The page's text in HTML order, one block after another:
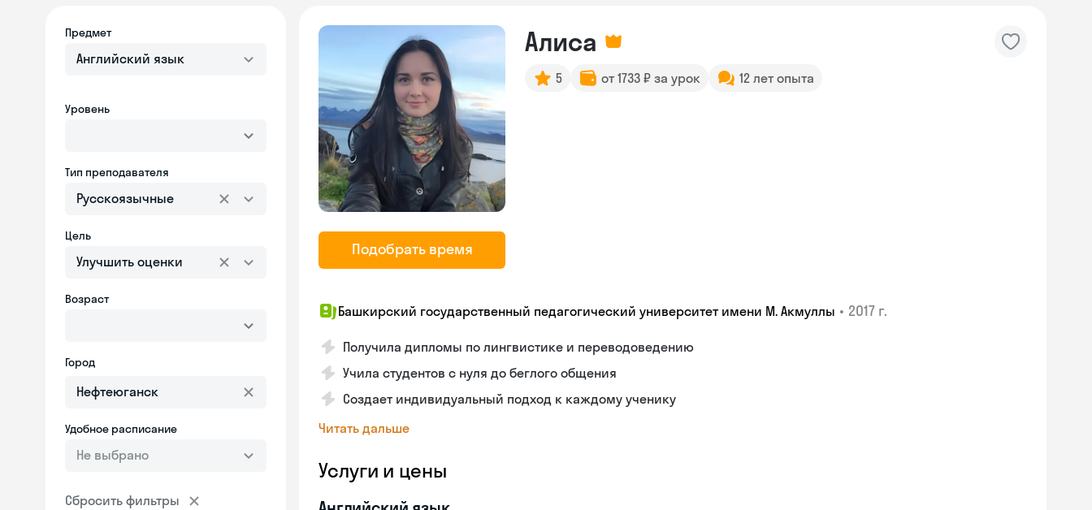
Предмет
Английский язык
Уровень
Тип преподавателя
Русскоязычные
Цель
Улучшить оценки
Возраст
Город
Удобное расписание
Не выбрано
Сбросить фильтры
Подобрать время
Алиса
5 от 1733 ₽ за урок 12 лет опыта
Башкирский государственный педагогический университет имени М. Акмуллы • 2017 г.
Получила дипломы по лингвистике и переводоведению
Учила студентов с нуля до беглого общения
Создает индивидуальный подход к каждому ученику
Читать дальше
Услуги и цены